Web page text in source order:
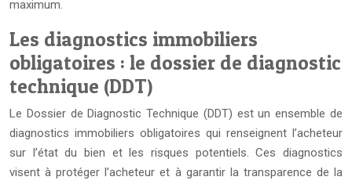
maximum.
Les diagnostics immobiliers
obligatoires : le dossier de diagnostic
technique (DDT)
Le Dossier de Diagnostic Technique (DDT) est un ensemble de
diagnostics immobiliers obligatoires qui renseignent l’acheteur
sur l’état du bien et les risques potentiels. Ces diagnostics
visent à protéger l’acheteur et à garantir la transparence de la